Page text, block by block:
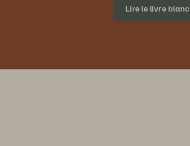
Lire le livre blanc